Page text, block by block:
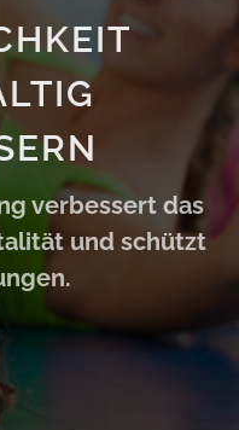
verbessert das
und schützt